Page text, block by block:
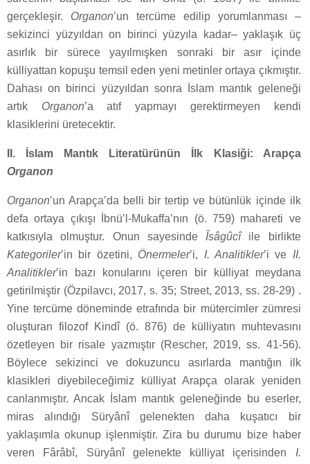
gerçekleşir. Organon’un tercüme edilip yorumlanması –
sekizinci yüzyıldan on birinci yüzyıla kadar– yaklaşık üç
asırlık bir sürece yayılmışken sonraki bir asır içinde
külliyattan kopuşu temsil eden yeni metinler ortaya çıkmıştır.
Dahası on birinci yüzyıldan sonra İslam mantık geleneği
artık Organon’a atıf yapmayı gerektirmeyen kendi
klasiklerini üretecektir.
II. İslam Mantık Literatürünün İlk Klasiği: Arapça
Organon
Organon’un Arapça’da belli bir tertip ve bütünlük içinde ilk
defa ortaya çıkışı İbnü’l-Mukaffa’nın (ö. 759) mahareti ve
katkısıyla olmuştur. Onun sayesinde Îsâgûcîile birlikte
Kategoriler’in bir özetini, Önermeler’i, I. Analitikler’i ve II.
Analitikler’in bazı konularını içeren bir külliyat meydana
getirilmiştir (Özpilavcı, 2017, s. 35; Street, 2013, ss. 28-29) .
Yine tercüme döneminde etrafında bir mütercimler zümresi
oluşturan filozof Kindî (ö. 876) de külliyatın muhtevasını
özetleyen bir risale yazmıştır (Rescher, 2019, ss. 41-56).
Böylece sekizinci ve dokuzuncu asırlarda mantığın ilk
klasikleri diyebileceğimiz külliyat Arapça olarak yeniden
canlanmıştır. Ancak İslam mantık geleneğinde bu eserler,
miras alındığı Süryânî gelenekten daha kuşatıcı bir
yaklaşımla okunup işlenmiştir. Zira bu durumu bize haber
veren Fârâbî, Süryânî gelenekte külliyat içerisinden I.